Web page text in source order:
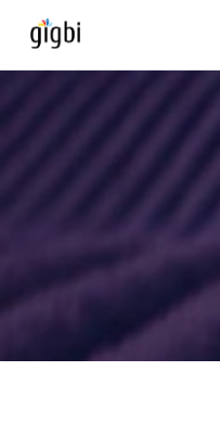
Anasayfa
Kategoriler